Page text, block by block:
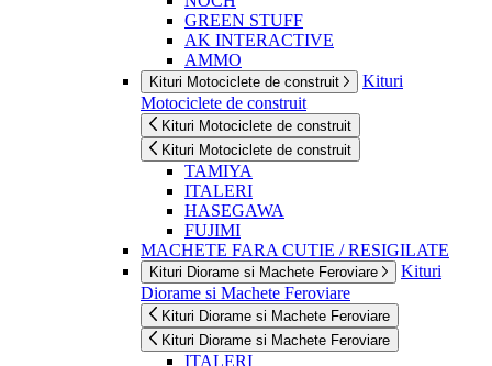
GREEN STUFF
AK INTERACTIVE
AMMO
Kituri Motociclete de construit
Kituri
Motociclete de construit
Kituri Motociclete de construit
Kituri Motociclete de construit
TAMIYA
ITALERI
HASEGAWA
FUJIMI
MACHETE FARA CUTIE / RESIGILATE
Kituri Diorame si Machete Feroviare
Kituri
Diorame si Machete Feroviare
Kituri Diorame si Machete Feroviare
Kituri Diorame si Machete Feroviare
ITALERI